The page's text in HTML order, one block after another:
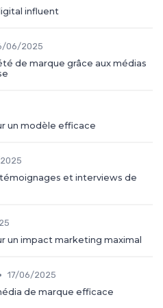
influent
06/2025
de marque grâce aux médias
un modèle efficace
et interviews de
un impact marketing maximal
• 17/06/2025
de marque efficace